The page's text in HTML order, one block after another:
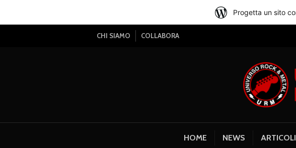
CHI SIAMO COLLABORA
HOME NEWS ARTICOLI
Progetta un sito